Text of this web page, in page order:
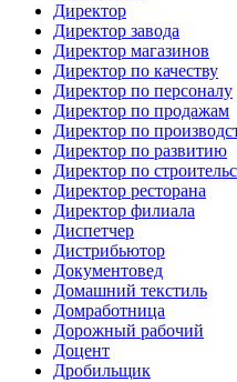
Директор
Директор завода
Директор магазинов
Директор по качеству
Директор по персоналу
Директор по продажам
Директор по
Директор по развитию
Директор по
Директор ресторана
Директор филиала
Диспетчер
Дистрибьютор
Документовед
Домашний текстиль
Домработница
Дорожный рабочий
Доцент
Дробильщик